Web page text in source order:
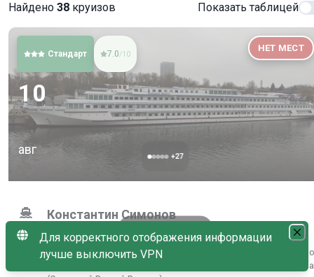
Найдено 38 круизов Показать таблицей
+27
Стандарт 7.0/10
НЕТ МЕСТ
10
авг
Константин Симонов
Санкт-Петербург (проспект Обуховской Обороны) →
Поле → Свирьстрой → Кижи → Горицы → Мышкин → Москва
Для корректного отображения информации
лучше выключить VPN